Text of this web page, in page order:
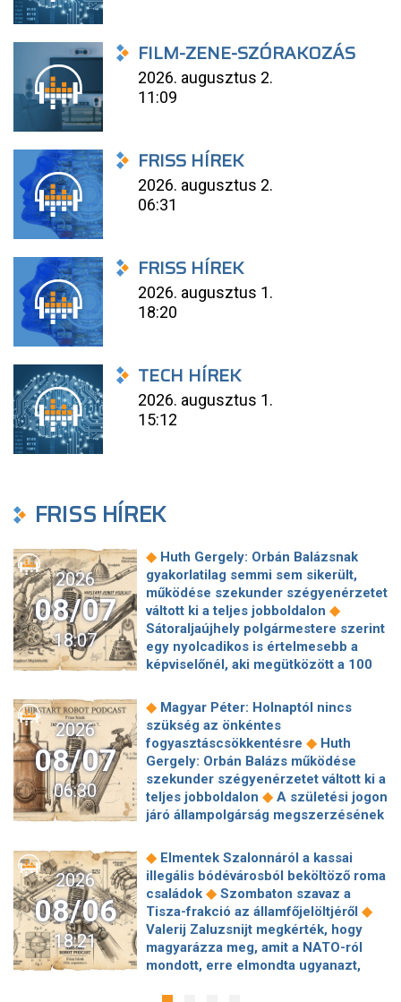
FILM-ZENE-SZÓRAKOZÁS
2026. augusztus 2.
11:09
FRISS HÍREK
2026. augusztus 2.
06:31
FRISS HÍREK
2026. augusztus 1.
18:20
TECH HÍREK
2026. augusztus 1.
15:12
FRISS HÍREK
2026
08/07
18:07
◆ Huth Gergely: Orbán Balázsnak
gyakorlatilag semmi sem sikerült,
működése szekunder szégyenérzetet
váltott ki a teljes jobboldalon ◆
Sátoraljaújhely polgármestere szerint
egy nyolcadikos is értelmesebb a
képviselőnél, aki megütközött a 100
hírszerzés szerint Putyin pár éven
belül megtámadhat egy NATO-
tagállamot ◆ Vitézy Dávid
elmagyarázta, miért Mészárosék
cége nyerte a közbeszerzést
sínhegesztésre◆ Nagy cégek
segítségét kéri Szolnok
polgármestere a 400 kirúgott
mozgolódás a Legfőbb Ügyészségen,
többen kerülnek új pozícióba◆Tarr
Zoltán: Zajlik a közmédia átvilágítása
◆Gajdos László szerint butaság,
hogy a Mol volt jogászára bízták a
MOHU-koncesszió felülvizsgálatát
Milliós büntetés egy ismert magyar
2026
08/07
06:30
◆ Magyar Péter: Holnaptól nincs
szükség az önkéntes
fogyasztáscsökkentésre ◆ Huth
Gergely: Orbán Balázs működése
szekunder szégyenérzetet váltott ki a
teljes jobboldalon ◆ A születési jogon
járó állampolgárság megszerzésének
Donald Trump
◆ „Kevésen múlt a
katasztrófa” – szintet léphetett az
orosz hibrid hadviselés ◆
Ákos: Vagyonkezelés közérdekből: mi
jön a kekvák után? ◆ Térképen, ahogy
hajnalban elérte Magyarország
határát a hidegfront ◆ A forintot is
megütheti az aszály ◆ Szombaton
szavaz a Tisza-frakció az
2026
08/06
18:21
◆ Elmentek Szalonnáról a kassai
illegális bódévárosból beköltöző roma
családok ◆ Szombaton szavaz a
Tisza-frakció az államfőjelöltjéről ◆
Valerij Zaluzsnijt megkérték, hogy
magyarázza meg, amit a NATO-ról
mondott, erre elmondta ugyanazt,